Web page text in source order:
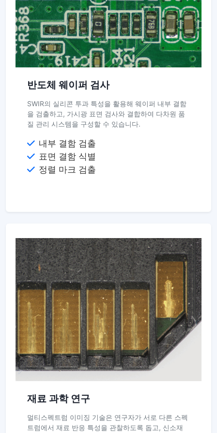
반도체 웨이퍼 검사
SWIR의 실리콘 투과 특성을 활용해 웨이퍼 내부 결함
을 검출하고, 가시광 표면 검사와 결합하여 다차원 품
질 관리 시스템을 구성할 수 있습니다.
내부 결함 검출
표면 결함 식별
정렬 마크 검출
재료 과학 연구
멀티스펙트럼 이미징 기술은 연구자가 서로 다른 스펙
트럼에서 재료 반응 특성을 관찰하도록 돕고, 신소재